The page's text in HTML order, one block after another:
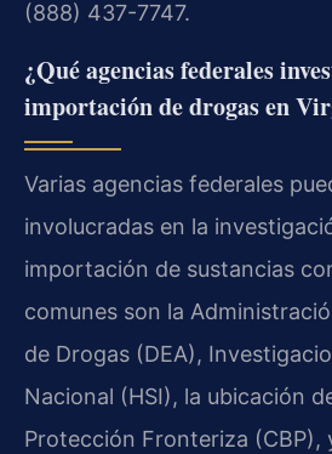
(888) 437-7747.
¿Qué agencias federales
importación de drogas en
Varias agencias federales
involucradas en la
importación de sustancias
comunes son la
de Drogas (DEA),
Nacional (HSI), la ubicación
Protección Fronteriza (CBP),